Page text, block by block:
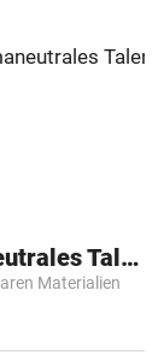
DKT - Klimaneutrales Talent
Materialien